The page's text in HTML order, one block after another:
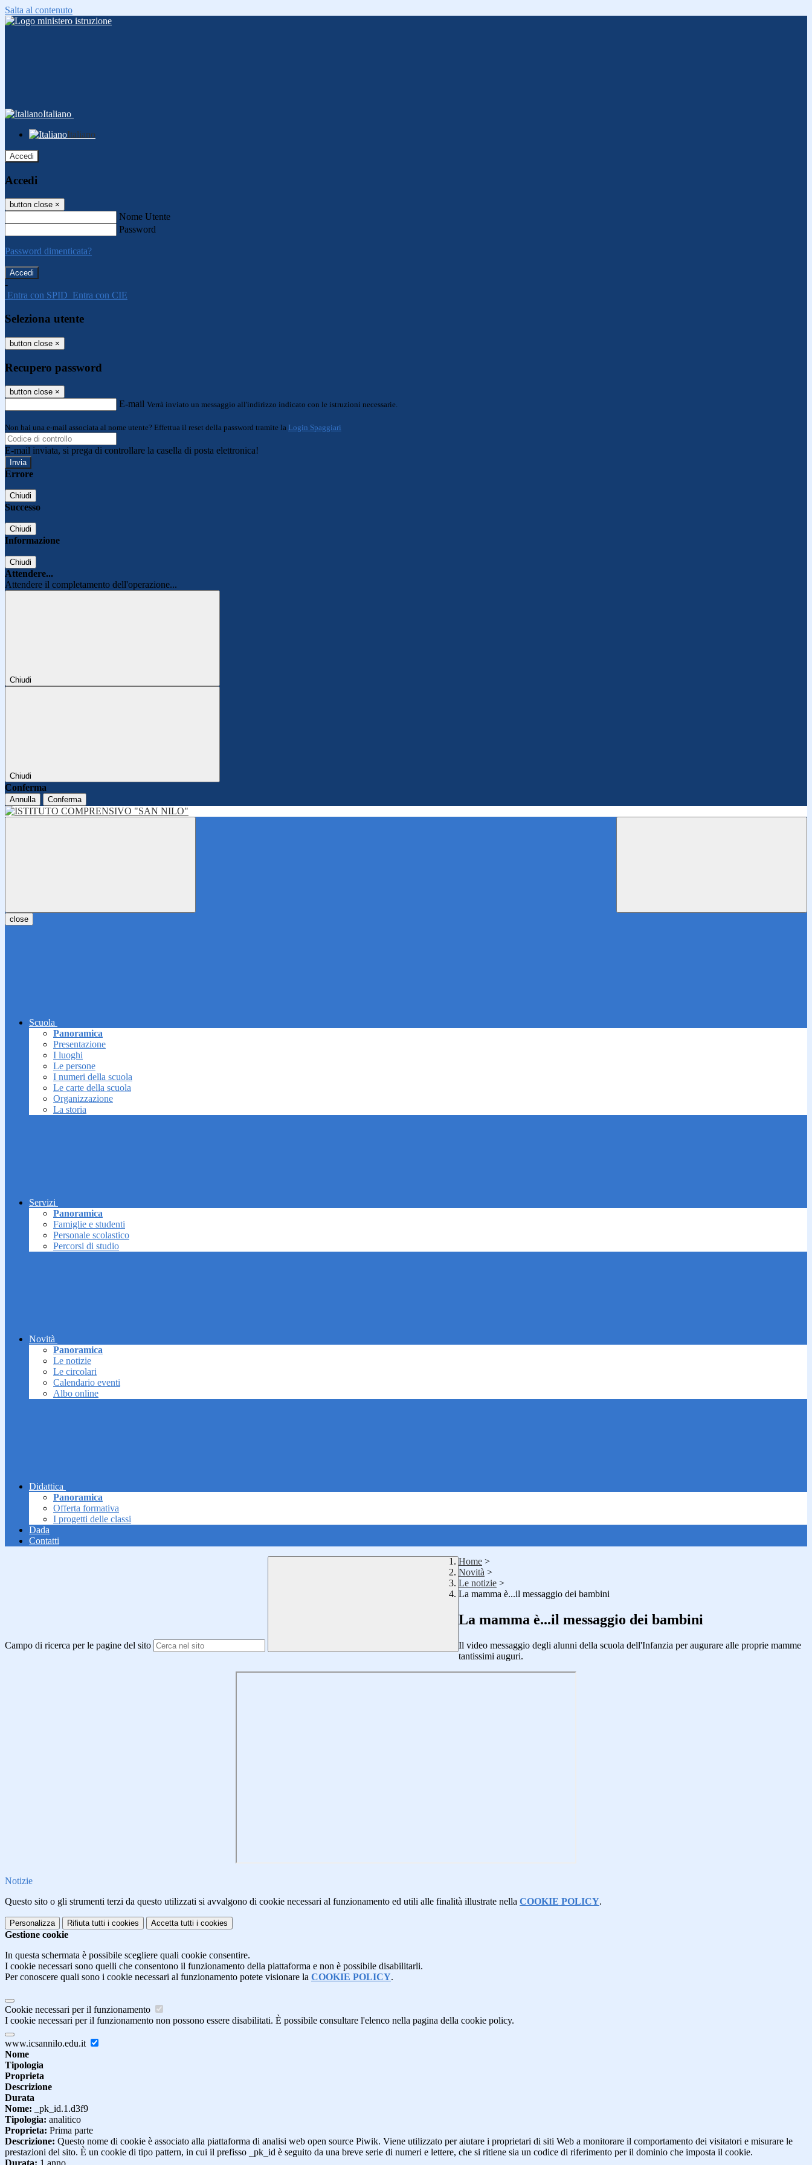
Salta al contenuto
Italiano
Italiano
Accedi
Accedi
button close ×
Nome Utente
Password
Password dimenticata?
-
Entra con SPID Entra con CIE
Seleziona utente
button close ×
Recupero password
button close ×
E-mail Verrà inviato un messaggio all'indirizzo indicato con le istruzioni necessarie.
Non hai una e-mail associata al nome utente? Effettua il reset della password tramite la Login Spaggiari
E-mail inviata, si prega di controllare la casella di posta elettronica!
Errore
Chiudi
Successo
Chiudi
Informazione
Chiudi
Attendere...
Attendere il completamento dell'operazione...
Chiudi
Chiudi
Conferma
Annulla Conferma
close
Scuola
Panoramica
Presentazione
I luoghi
Le persone
I numeri della scuola
Le carte della scuola
Organizzazione
La storia
Servizi
Panoramica
Famiglie e studenti
Personale scolastico
Percorsi di studio
Novità
Panoramica
Le notizie
Le circolari
Calendario eventi
Albo online
Didattica
Panoramica
Offerta formativa
I progetti delle classi
Dada
Contatti
Campo di ricerca per le pagine del sito
Home >
Novità >
Le notizie >
La mamma è...il messaggio dei bambini
La mamma è...il messaggio dei bambini
Il video messaggio degli alunni della scuola dell'Infanzia per augurare alle proprie mamme
tantissimi auguri.
Notizie
Questo sito o gli strumenti terzi da questo utilizzati si avvalgono di cookie necessari al funzionamento ed utili alle finalità illustrate nella COOKIE POLICY.
Personalizza Rifiuta tutti i cookies Accetta tutti i cookies
Gestione cookie
In questa schermata è possibile scegliere quali cookie consentire.
I cookie necessari sono quelli che consentono il funzionamento della piattaforma e non è possibile disabilitarli.
Per conoscere quali sono i cookie necessari al funzionamento potete visionare la COOKIE POLICY.
Cookie necessari per il funzionamento
I cookie necessari per il funzionamento non possono essere disabilitati. È possibile consultare l'elenco nella pagina della cookie policy.
www.icsannilo.edu.it
Nome
Tipologia
Proprieta
Descrizione
Durata
Nome: _pk_id.1.d3f9
Tipologia: analitico
Proprieta: Prima parte
Descrizione: Questo nome di cookie è associato alla piattaforma di analisi web open source Piwik. Viene utilizzato per aiutare i proprietari di siti Web a monitorare il comportamento dei visitatori e misurare le
prestazioni del sito. È un cookie di tipo pattern, in cui il prefisso _pk_id è seguito da una breve serie di numeri e lettere, che si ritiene sia un codice di riferimento per il dominio che imposta il cookie.